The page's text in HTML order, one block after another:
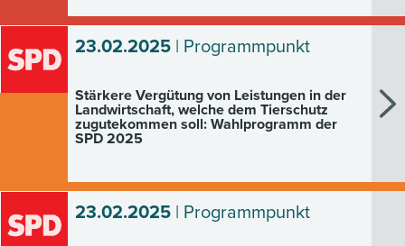
23.02.2025| Programmpunkt
Stärkere Vergütung von Leistungen in der
Landwirtschaft, welche dem Tierschutz
zugutekommen soll: Wahlprogramm der
SPD 2025
23.02.2025| Programmpunkt